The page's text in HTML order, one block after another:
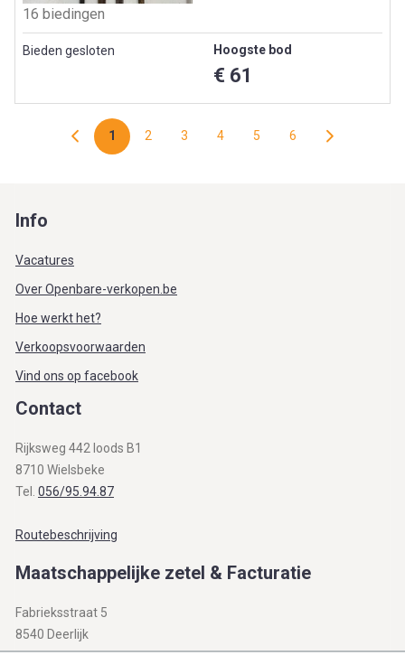
16 biedingen
Bieden gesloten Hoogste bod
€ 61
1 2 3 4 5 6
Info
Vacatures
Over Openbare-verkopen.be
Hoe werkt het?
Verkoopsvoorwaarden
Vind ons op facebook
Contact
Rijksweg 442 loods B1
8710 Wielsbeke
Tel.
056/95.94.87
Routebeschrijving
Maatschappelijke zetel & Facturatie
Fabrieksstraat 5
8540 Deerlijk